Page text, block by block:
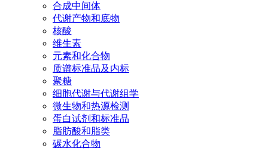
合成中间体
代谢产物和底物
核酸
维生素
元素和化合物
质谱标准品及内标
聚糖
细胞代谢与代谢组学
微生物和热源检测
蛋白试剂和标准品
脂肪酸和脂类
碳水化合物